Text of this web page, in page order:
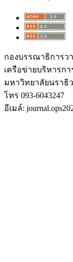
กองบรรณาธิการ
เครือข่ายบริหารก
มหาวิทยาลัยนราธิ
โทร 093-6043247
อีเมล์: